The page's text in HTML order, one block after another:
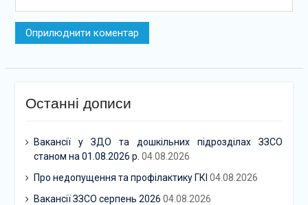
Останні дописи
Вакансії у ЗДО та дошкільних підрозділах ЗЗСО
станом на 01.08.2026 р. 04.08.2026
Про недопущення та профілактику ГКІ 04.08.2026
Вакансії ЗЗСО серпень 2026 04.08.2026